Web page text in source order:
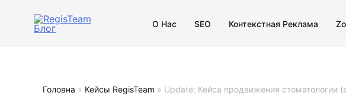
О Нас SEO Контекстная Реклама
Головна » Кейсы RegisTeam » Update: Кейса продвижения стоматологии